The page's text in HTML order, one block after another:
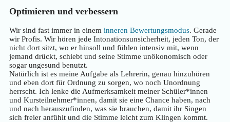
Optimieren und verbessern
Wir sind fast immer in einem inneren Bewertungsmodus. Gerade
wir Profis. Wir hören jede Intonationsunsicherheit, jeden Ton, der
nicht dort sitzt, wo er hinsoll und fühlen intensiv mit, wenn
jemand drückt, schiebt und seine Stimme unökonomisch oder
sogar ungesund benutzt.
Natürlich ist es meine Aufgabe als Lehrerin, genau hinzuhören
und eben dort für Ordnung zu sorgen, wo noch Unordnung
herrscht. Ich lenke die Aufmerksamkeit meiner Schüler*innen
und Kursteilnehmer*innen, damit sie eine Chance haben, nach
und nach herauszufinden, was sie brauchen, damit ihr Singen
sich freier anfühlt und die Stimme leicht zum Klingen kommt.